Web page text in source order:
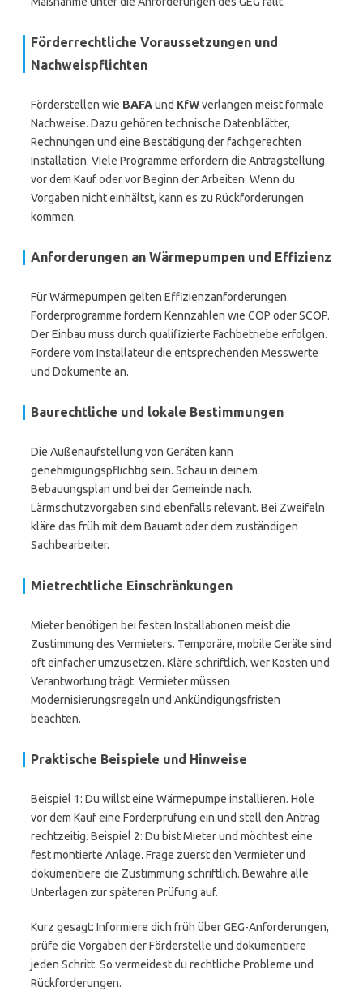
Förderrechtliche Voraussetzungen und
Nachweispflichten
Förderstellen wie BAFAund KfWverlangen meist formale
Nachweise. Dazu gehören technische Datenblätter,
Rechnungen und eine Bestätigung der fachgerechten
Installation. Viele Programme erfordern die Antragstellung
vor dem Kauf oder vor Beginn der Arbeiten. Wenn du
Vorgaben nicht einhältst, kann es zu Rückforderungen
kommen.
Anforderungen an Wärmepumpen und Effizienz
Für Wärmepumpen gelten Effizienzanforderungen.
Förderprogramme fordern Kennzahlen wie COP oder SCOP.
Der Einbau muss durch qualifizierte Fachbetriebe erfolgen.
Fordere vom Installateur die entsprechenden Messwerte
und Dokumente an.
Baurechtliche und lokale Bestimmungen
Die Außenaufstellung von Geräten kann
genehmigungspflichtig sein. Schau in deinem
Bebauungsplan und bei der Gemeinde nach.
Lärmschutzvorgaben sind ebenfalls relevant. Bei Zweifeln
kläre das früh mit dem Bauamt oder dem zuständigen
Sachbearbeiter.
Mietrechtliche Einschränkungen
Mieter benötigen bei festen Installationen meist die
Zustimmung des Vermieters. Temporäre, mobile Geräte sind
oft einfacher umzusetzen. Kläre schriftlich, wer Kosten und
Verantwortung trägt. Vermieter müssen
Modernisierungsregeln und Ankündigungsfristen
beachten.
Praktische Beispiele und Hinweise
Beispiel 1: Du willst eine Wärmepumpe installieren. Hole
vor dem Kauf eine Förderprüfung ein und stell den Antrag
rechtzeitig. Beispiel 2: Du bist Mieter und möchtest eine
fest montierte Anlage. Frage zuerst den Vermieter und
dokumentiere die Zustimmung schriftlich. Bewahre alle
Unterlagen zur späteren Prüfung auf.
Kurz gesagt: Informiere dich früh über GEG-Anforderungen,
prüfe die Vorgaben der Förderstelle und dokumentiere
jeden Schritt. So vermeidest du rechtliche Probleme und
Rückforderungen.